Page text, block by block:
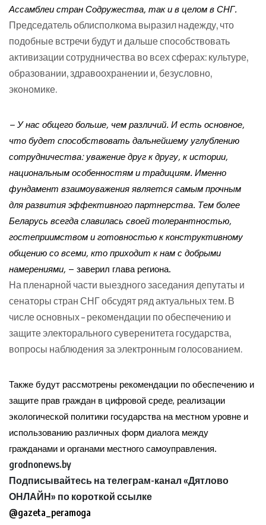
Ассамблеи стран Содружества, так и в целом в СНГ.
Председатель облисполкома выразил надежду, что
подобные встречи будут и дальше способствовать
активизации сотрудничества во всех сферах: культуре,
образовании, здравоохранении и, безусловно,
экономике.
– У нас общего больше, чем различий. И есть основное,
что будет способствовать дальнейшему углублению
сотрудничества: уважение друг к другу, к истории,
национальным особенностям и традициям. Именно
фундамент взаимоуважения является самым прочным
для развития эффективного партнерства. Тем более
Беларусь всегда славилась своей толерантностью,
гостеприимством и готовностью к конструктивному
общению со всеми, кто приходит к нам с добрыми
намерениями, – заверил глава региона.
На пленарной части выездного заседания депутаты и
сенаторы стран СНГ обсудят ряд актуальных тем. В
числе основных – рекомендации по обеспечению и
защите электорального суверенитета государства,
вопросы наблюдения за электронным голосованием.
Также будут рассмотрены рекомендации по обеспечению и
защите прав граждан в цифровой среде, реализации
экологической политики государства на местном уровне и
использованию различных форм диалога между
гражданами и органами местного самоуправления.
grodnonews.by
Подписывайтесь на телеграм-канал «Дятлово
ОНЛАЙН» по короткой ссылке
@gazeta_peramoga